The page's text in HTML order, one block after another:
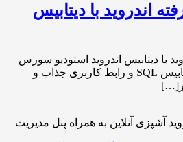
اندروید با دیتابیس
با دیتابیس اندروید استودیو سورس
پیشرفته کتاب اندروید با دیتابیس SQL و رابط کاربری جذاب و